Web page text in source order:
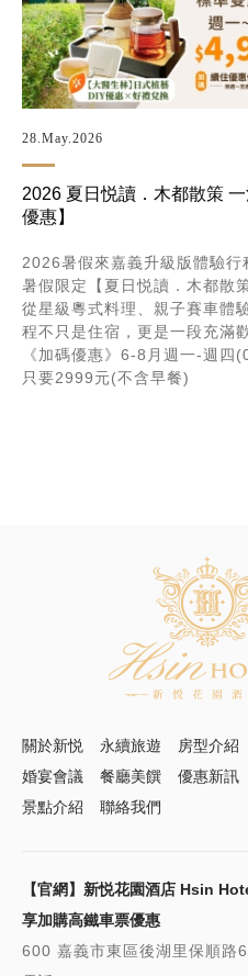
續住再享
體驗，讓旅
光。
房型，每晚
熊家族夢想樂
玩具，獨立遊
即日起入住熊
下次入住使用)
永續旅遊 房型介紹
景點介紹
聯絡我們
600 嘉義市東區後湖里保順路
電話：05-2778666
傳真：05-2778825